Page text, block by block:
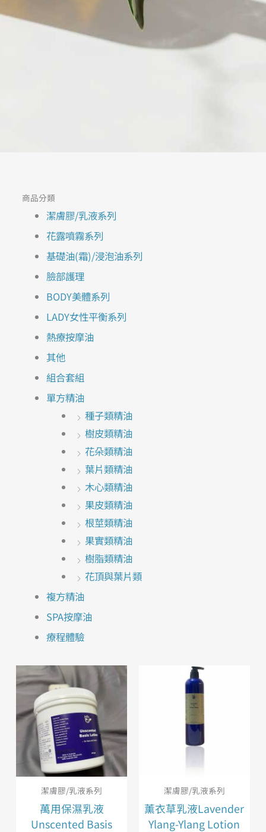
商品分類
潔膚膠/乳液系列
花露噴霧系列
基礎油(霜)/浸泡油系列
臉部護理
BODY美體系列
LADY女性平衡系列
熱療按摩油
其他
組合套組
單方精油
種子類精油
樹皮類精油
花朵類精油
葉片類精油
木心類精油
果皮類精油
根莖類精油
果實類精油
樹脂類精油
花頂與葉片類
複方精油
SPA按摩油
療程體驗
潔膚膠/乳液系列
萬用保濕乳液
Unscented Basis
潔膚膠/乳液系列
薰衣草乳液Lavender
Ylang-Ylang Lotion